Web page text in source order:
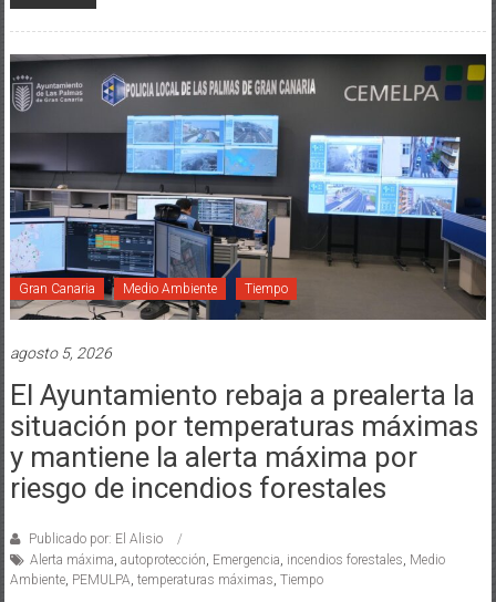
Gran Canaria Medio Ambiente Tiempo
agosto 5, 2026
El Ayuntamiento rebaja a prealerta la
situación por temperaturas máximas
y mantiene la alerta máxima por
riesgo de incendios forestales
Publicado por: El Alisio
Alerta máxima, autoprotección, Emergencia, incendios forestales, Medio
Ambiente, PEMULPA, temperaturas máximas, Tiempo